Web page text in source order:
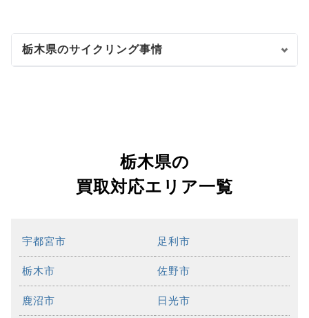
栃木県のサイクリング事情
栃木県の
買取対応エリア一覧
宇都宮市 足利市
栃木市 佐野市
鹿沼市 日光市